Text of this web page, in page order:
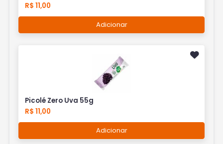
R$ 11,00
Adicionar
Picolé Zero Uva 55g
R$ 11,00
Adicionar